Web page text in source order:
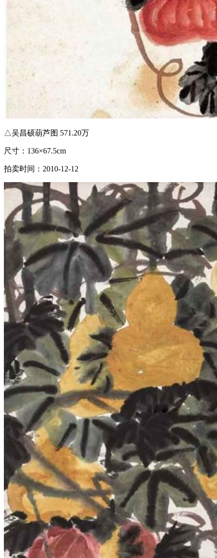
△吴昌硕葫芦图 571.20万
尺寸：136×67.5cm
拍卖时间：2010-12-12